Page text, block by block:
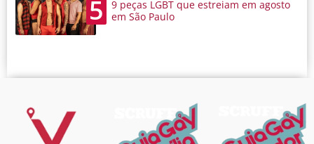
5
9 peças LGBT que estreiam em agosto
em São Paulo